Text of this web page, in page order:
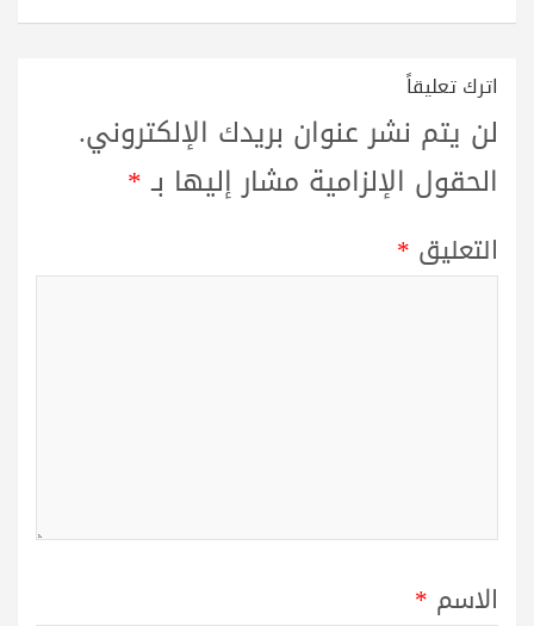
اترك تعليقاً
لن يتم نشر عنوان بريدك الإلكتروني.
الحقول الإلزامية مشار إليها بـ*
التعليق *
الاسم *